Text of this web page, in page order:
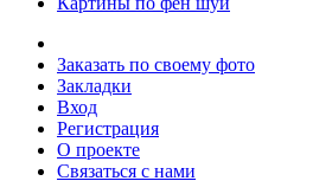
Заказать по своему фото
Закладки
Вход
Регистрация
О проекте
Связаться с нами